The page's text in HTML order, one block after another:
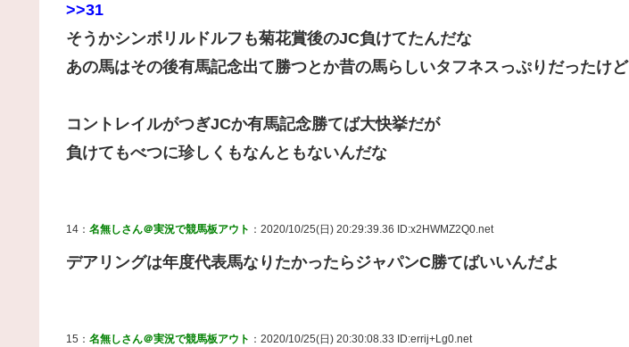
>>31
そうかシンボリルドルフも菊花賞後のJC負けてたんだな
あの馬はその後有馬記念出て勝つとか昔の馬らしいタフネスっぷりだったけど
コントレイルがつぎJCか有馬記念勝てば大快挙だが
負けてもべつに珍しくもなんともないんだな
14： 名無しさん＠実況で競馬板アウト ：2020/10/25(日) 20:29:39.36 ID:x2HWMZ2Q0.net
デアリングは年度代表馬なりたかったらジャパンC勝てばいいんだよ
15： 名無しさん＠実況で競馬板アウト ：2020/10/25(日) 20:30:08.33 ID:errij+Lg0.net